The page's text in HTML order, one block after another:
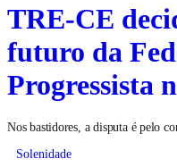
TRE-CE
futuro da
Progressista
Nos bastidores, a disputa é pelo
Solenidade